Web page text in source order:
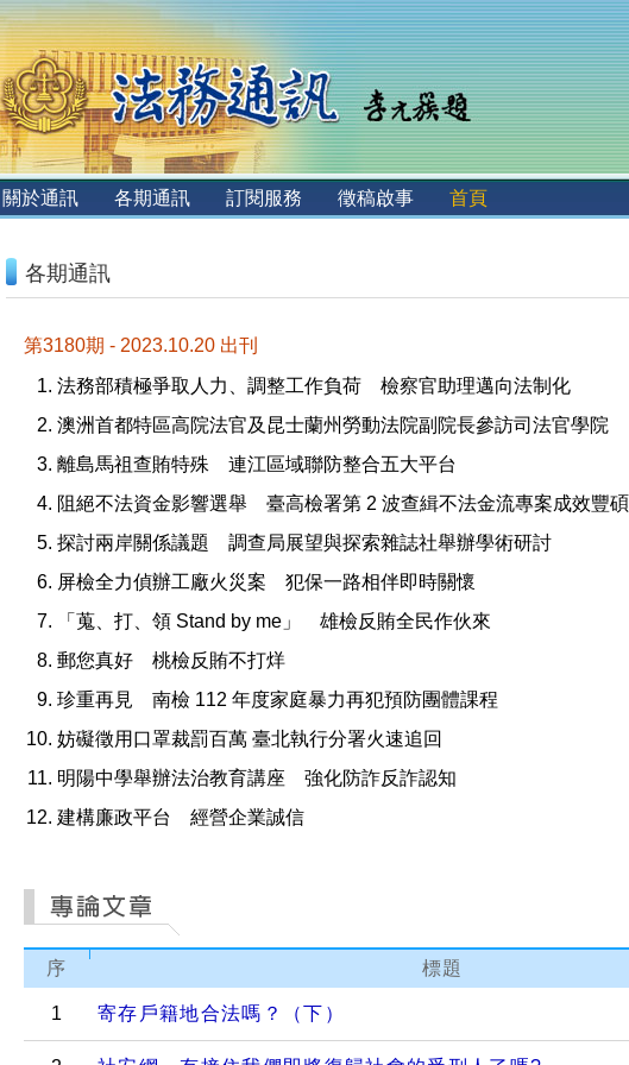
關於通訊 各期通訊 訂閱服務 徵稿啟事
首頁
各期通訊
第3180期 - 2023.10.20 出刊
法務部積極爭取人力、調整工作負荷 檢察官助理邁向法制化
澳洲首都特區高院法官及昆士蘭州勞動法院副院長參訪司法官學院
離島馬祖查賄特殊 連江區域聯防整合五大平台
阻絕不法資金影響選舉 臺高檢署第 2 波查緝不法金流專案成效豐碩
探討兩岸關係議題 調查局展望與探索雜誌社舉辦學術研討
屏檢全力偵辦工廠火災案 犯保一路相伴即時關懷
「蒐、打、領 Stand by me」 雄檢反賄全民作伙來
郵您真好 桃檢反賄不打烊
珍重再見 南檢 112 年度家庭暴力再犯預防團體課程
妨礙徵用口罩裁罰百萬 臺北執行分署火速追回
明陽中學舉辦法治教育講座 強化防詐反詐認知
建構廉政平台 經營企業誠信
序 標題
1 寄存戶籍地合法嗎？（下）